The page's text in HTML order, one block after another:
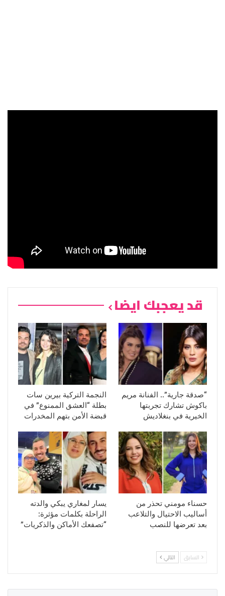
قد يعجبك ايضا
“صدقة جارية”.. الفنانة مريم
باكوش تشارك تجربتها
الخيرية في بنغلاديش
النجمة التركية بيرين سات
بطلة “العشق الممنوع” في
قبضة الأمن بتهم المخدرات
حسناء مومني تحذر من
أساليب الاحتيال والتلاعب
بعد تعرضها للنصب
يسار لمغاري يبكي والدته
الراحلة بكلمات مؤثرة:
“تصفعك الأماكن والذكريات”
السابق التالي